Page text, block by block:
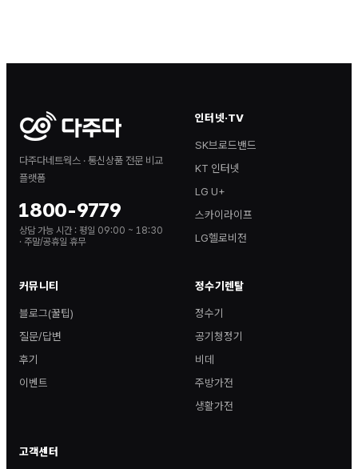
다주다네트웍스 · 통신상품 전문 비교
플랫폼
1800-9779
상담 가능 시간 : 평일 09:00 ~ 18:30
· 주말/공휴일 휴무
인터넷·TV
SK브로드밴드
KT 인터넷
LG U+
스카이라이프
LG헬로비전
커뮤니티
블로그(꿀팁)
질문/답변
후기
이벤트
정수기렌탈
정수기
공기청정기
비데
주방가전
생활가전
고객센터